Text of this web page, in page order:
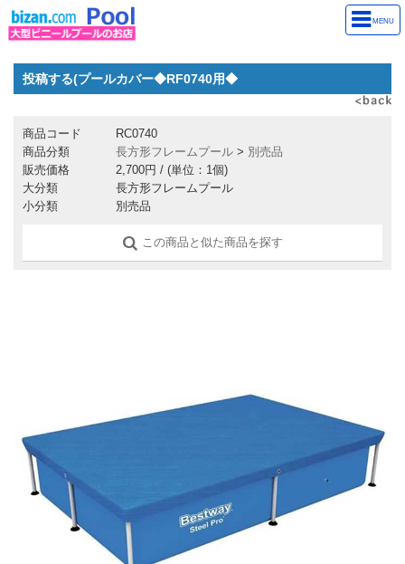
MENU
投稿する(プールカバー◆RF0740用◆
商品コード
RC0740
商品分類
長方形フレームプール > 別売品
販売価格
2,700円 / (単位：1個)
大分類
長方形フレームプール
小分類
別売品
この商品と似た商品を探す